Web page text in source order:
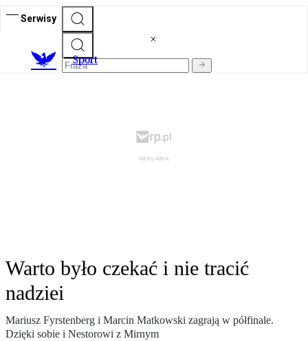
Serwisy
Sport
Warto było czekać i nie tracić
nadziei
Mariusz Fyrstenberg i Marcin Matkowski zagrają w półfinale.
Dzięki sobie i Nestorowi z Mirnym